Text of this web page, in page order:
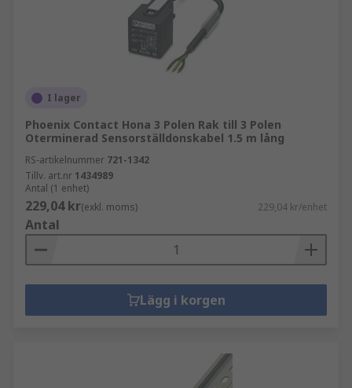
I lager
Phoenix Contact Hona 3 Polen Rak till 3 Polen
Oterminerad Sensorställdonskabel 1.5 m lång
RS-artikelnummer 721-1342
Tillv. art.nr 1434989
Antal (1 enhet)
229,04 kr(exkl. moms) 229,04 kr/enhet
Antal
Lägg i korgen